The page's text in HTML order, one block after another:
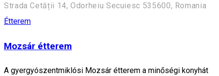
Strada Cetății 14, Odorheiu Secuiesc 535600, Romania
Étterem
Mozsár étterem
A gyergyószentmiklósi Mozsár étterem a minőségi konyhát